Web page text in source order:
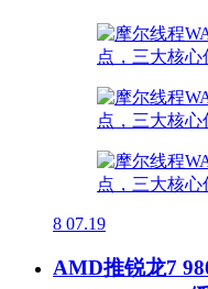
8 07.19
AMD推锐龙7